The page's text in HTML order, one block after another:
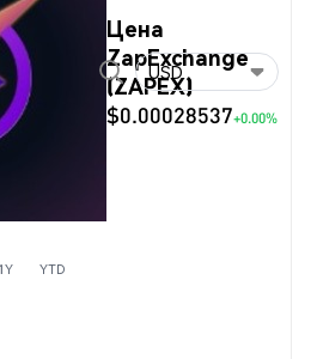
Цена
ZapExchange
(ZAPEX)
$0.00028537+0.00%
USD
1Y YTD